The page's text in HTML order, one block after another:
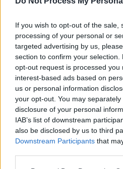
If you wish to opt-out of the sale,
processing of your personal or
targeted advertising by us,
section to confirm your
opt-out request is processed you
interest-based ads based on
us or personal information
your opt-out. You may
disclosure of your personal
IAB’s list of downstream
also be disclosed by us to third
Downstream Participants that
Όσον αφορά τα
ότι είναι κάτι που
σε μελλοντικά σχέδια.